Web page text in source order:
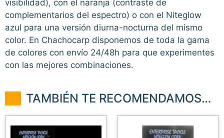
visibilidad), con el naranja (contraste de
complementarios del espectro) o con el Niteglow
azul para una versión diurna-nocturna del mismo
color. En Chachocarp disponemos de toda la gama
de colores con envío 24/48h para que experimentes
con las mejores combinaciones.
TAMBIÉN TE RECOMENDAMOS…